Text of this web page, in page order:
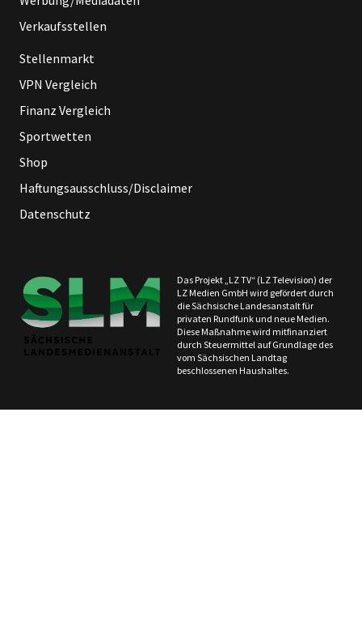
Verkaufsstellen
Stellenmarkt
VPN Vergleich
Finanz Vergleich
Sportwetten
Shop
Haftungsausschluss/Disclaimer
Datenschutz
Das Projekt „LZ TV“ (LZ Television) der
LZ Medien GmbH wird gefördert durch
die Sächsische Landesanstalt für
privaten Rundfunk und neue Medien.
Diese Maßnahme wird mitfinanziert
durch Steuermittel auf Grundlage des
vom Sächsischen Landtag
beschlossenen Haushaltes.